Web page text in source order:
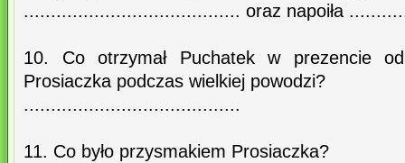
........................................ oraz napoiła
10. Co otrzymał Puchatek w prezencie
Prosiaczka podczas wielkiej powodzi?
........................................
11. Co było przysmakiem Prosiaczka?